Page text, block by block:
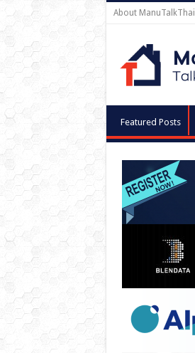
About ManuTalkThai
Featured Posts